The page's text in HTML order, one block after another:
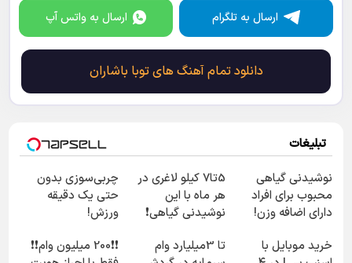
ارسال به تلگرام ارسال به واتس آپ
دانلود تمام آهنگ های توبا باشاران
تبلیغات
نوشیدنی گیاهی
محبوب برای افراد
دارای اضافه وزن!
5تا7 کیلو لاغری در
هر ماه با این
نوشیدنی گیاهی❗
قیمت🔥
چربی‌سوزی بدون
حتی یک دقیقه
ورزش!
خرید موبایل با
تا 3میلیارد وام
❗❗200 میلیون وام❗❗